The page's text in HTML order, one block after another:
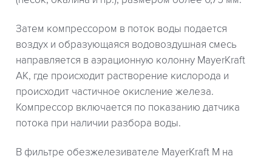
Затем компрессором в поток воды подается
воздух и образующаяся водовоздушная смесь
направляется в аэрационную колонну MayerKraft
AK, где происходит растворение кислорода и
происходит частичное окисление железа.
Компрессор включается по показанию датчика
потока при наличии разбора воды.
В фильтре обезжелезивателе MayerKraft M на